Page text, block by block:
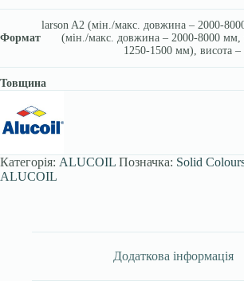
Формат
larson A2 (мін./макс. довжина – 2000-
(мін./макс. довжина – 2000-8000 мм,
1250-1500 мм), висота
Товщина
Категорія: ALUCOIL Позначка: Solid
ALUCOIL
Додаткова інформація